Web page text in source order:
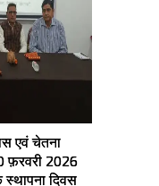
एवं चेतना
फ़रवरी 2026
दिवस